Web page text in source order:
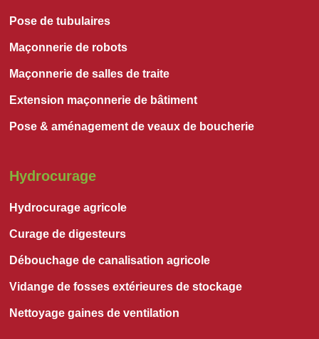
Pose de tubulaires
Maçonnerie de robots
Maçonnerie de salles de traite
Extension maçonnerie de bâtiment
Pose & aménagement de veaux de boucherie
Hydrocurage
Hydrocurage agricole
Curage de digesteurs
Débouchage de canalisation agricole
Vidange de fosses extérieures de stockage
Nettoyage gaines de ventilation